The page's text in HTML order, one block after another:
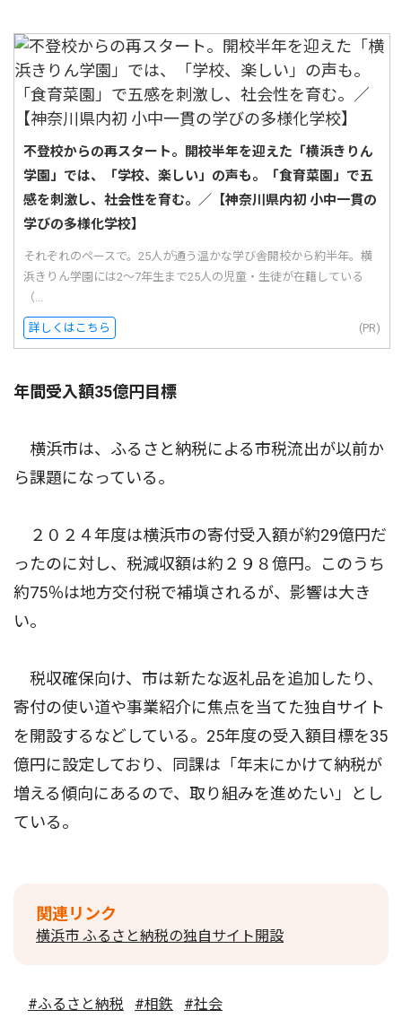
不登校からの再スタート。開校半年を迎えた「横浜きりん
学園」では、「学校、楽しい」の声も。「食育菜園」で五
感を刺激し、社会性を育む。／【神奈川県内初 小中一貫の
学びの多様化学校】
それぞれのペースで。25人が通う温かな学び舎開校から約半年。横
浜きりん学園には2〜7年生まで25人の児童・生徒が在籍している
（...
詳しくはこちら (PR)
年間受入額35億円目標
横浜市は、ふるさと納税による市税流出が以前か
ら課題になっている。
２０２４年度は横浜市の寄付受入額が約29億円だ
ったのに対し、税減収額は約２９８億円。このうち
約75％は地方交付税で補塡されるが、影響は大き
い。
税収確保向け、市は新たな返礼品を追加したり、
寄付の使い道や事業紹介に焦点を当てた独自サイト
を開設するなどしている。25年度の受入額目標を35
億円に設定しており、同課は「年末にかけて納税が
増える傾向にあるので、取り組みを進めたい」とし
ている。
関連リンク
横浜市 ふるさと納税の独自サイト開設
#ふるさと納税 #相鉄 #社会